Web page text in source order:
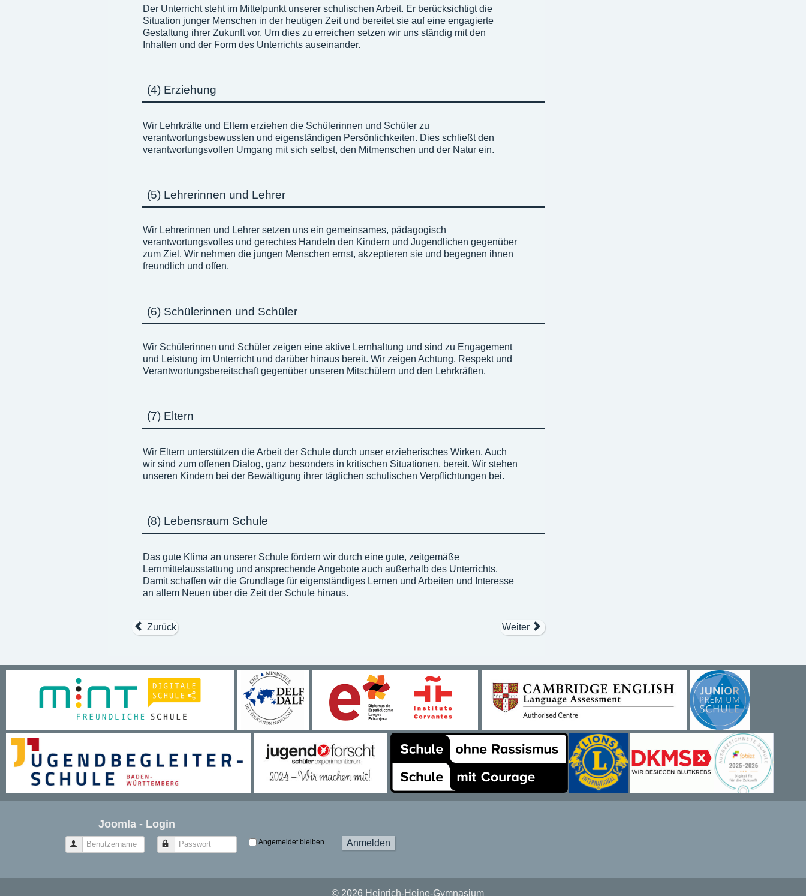
Der Unterricht steht im Mittelpunkt unserer schulischen Arbeit. Er berücksichtigt die
Situation junger Menschen in der heutigen Zeit und bereitet sie auf eine engagierte
Gestaltung ihrer Zukunft vor. Um dies zu erreichen setzen wir uns ständig mit den
Inhalten und der Form des Unterrichts auseinander.
(4) Erziehung
Wir Lehrkräfte und Eltern erziehen die Schülerinnen und Schüler zu
verantwortungsbewussten und eigenständigen Persönlichkeiten. Dies schließt den
verantwortungsvollen Umgang mit sich selbst, den Mitmenschen und der Natur ein.
(5) Lehrerinnen und Lehrer
Wir Lehrerinnen und Lehrer setzen uns ein gemeinsames, pädagogisch
verantwortungsvolles und gerechtes Handeln den Kindern und Jugendlichen gegenüber
zum Ziel. Wir nehmen die jungen Menschen ernst, akzeptieren sie und begegnen ihnen
freundlich und offen.
(6) Schülerinnen und Schüler
Wir Schülerinnen und Schüler zeigen eine aktive Lernhaltung und sind zu Engagement
und Leistung im Unterricht und darüber hinaus bereit. Wir zeigen Achtung, Respekt und
Verantwortungsbereitschaft gegenüber unseren Mitschülern und den Lehrkräften.
(7) Eltern
Wir Eltern unterstützen die Arbeit der Schule durch unser erzieherisches Wirken. Auch
wir sind zum offenen Dialog, ganz besonders in kritischen Situationen, bereit. Wir stehen
unseren Kindern bei der Bewältigung ihrer täglichen schulischen Verpflichtungen bei.
(8) Lebensraum Schule
Das gute Klima an unserer Schule fördern wir durch eine gute, zeitgemäße
Lernmittelausstattung und ansprechende Angebote auch außerhalb des Unterrichts.
Damit schaffen wir die Grundlage für eigenständiges Lernen und Arbeiten und Interesse
an allem Neuen über die Zeit der Schule hinaus.
Zurück Weiter
Joomla - Login
Benutzername Passwort Angemeldet bleiben Anmelden
© 2026 Heinrich-Heine-Gymnasium